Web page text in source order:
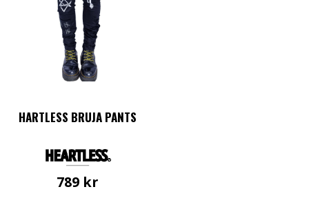
HARTLESS BRUJA PANTS
789 kr